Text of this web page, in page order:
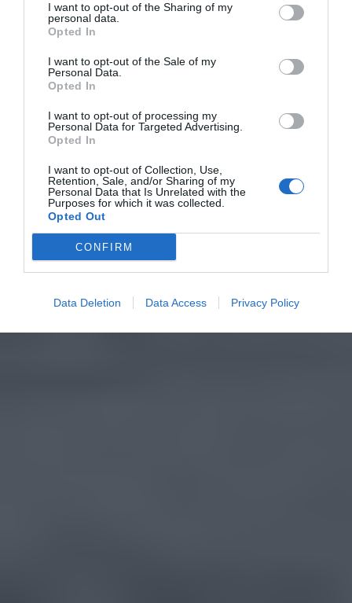
I want to opt-out of the Sharing of my
personal data.
Opted In
I want to opt-out of the Sale of my
Personal Data.
Opted In
I want to opt-out of processing my
Personal Data for Targeted Advertising.
Opted In
I want to opt-out of Collection, Use,
Retention, Sale, and/or Sharing of my
Personal Data that Is Unrelated with the
Purposes for which it was collected.
Opted Out
CONFIRM
Data Deletion Data Access Privacy Policy